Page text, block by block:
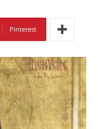
Pinterest